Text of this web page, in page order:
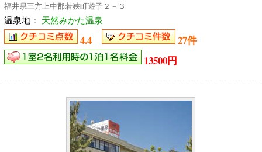
福井県三方上中郡若狭町遊子２－３
温泉地： 天然みかた温泉
4.4
27件
13500円